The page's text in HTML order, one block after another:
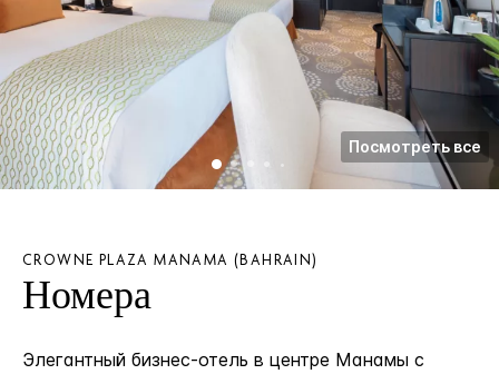
Посмотреть все
CROWNE PLAZA MANAMA (BAHRAIN)
Номера
Элегантный бизнес-отель в центре Манамы с